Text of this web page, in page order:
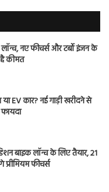
नए फीचर्स और टर्बो इंजन के
कीमत
EV कार? नई गाड़ी खरीदने से
बाइक लॉन्च के लिए तैयार, 21
फीचर्स